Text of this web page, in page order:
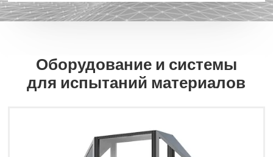
Оборудование и системы
для испытаний материалов